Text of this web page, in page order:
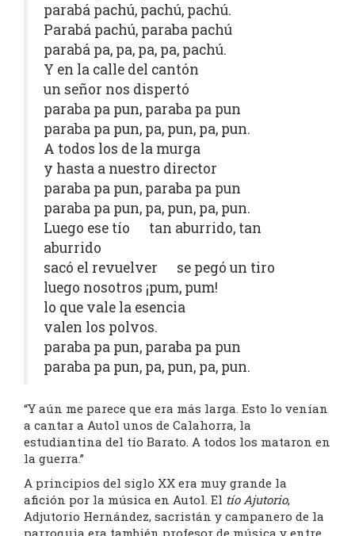
parabá pachú, pachú, pachú.
Parabá pachú, paraba pachú
parabá pa, pa, pa, pa, pachú.
Y en la calle del cantón
un señor nos dispertó
paraba pa pun, paraba pa pun
paraba pa pun, pa, pun, pa, pun.
A todos los de la murga
y hasta a nuestro director
paraba pa pun, paraba pa pun
paraba pa pun, pa, pun, pa, pun.
Luego ese tío tan aburrido, tan
aburrido
sacó el revuelver se pegó un tiro
luego nosotros ¡pum, pum!
lo que vale la esencia
valen los polvos.
paraba pa pun, paraba pa pun
paraba pa pun, pa, pun, pa, pun.
“Y aún me parece que era más larga. Esto lo venían
a cantar a Autol unos de Calahorra, la
estudiantina del tío Barato. A todos los mataron en
la guerra.”
A principios del siglo XX era muy grande la
afición por la música en Autol. El tío Ajutorio,
Adjutorio Hernández, sacristán y campanero de la
parroquia era también profesor de música y entre